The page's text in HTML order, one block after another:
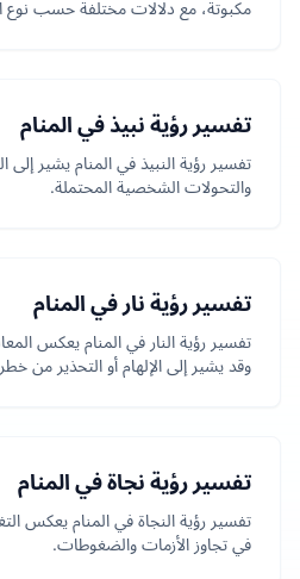
مكبوتة، مع دلالات مختلفة حسب نوع
تفسير رؤية نبيذ في المنام
تفسير رؤية النبيذ في المنام يشير إلى
والتحولات الشخصية المحتملة.
تفسير رؤية نار في المنام
تفسير رؤية النار في المنام يعكس
وقد يشير إلى الإلهام أو التحذير من
تفسير رؤية نجاة في المنام
تفسير رؤية النجاة في المنام يعكس
في تجاوز الأزمات والضغوطات.